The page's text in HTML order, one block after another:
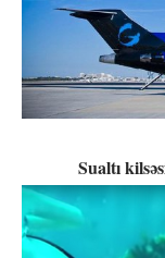
Sualtı